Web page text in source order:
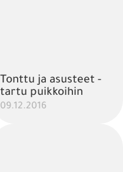
Tonttu ja asusteet -
tartu puikkoihin
09.12.2016